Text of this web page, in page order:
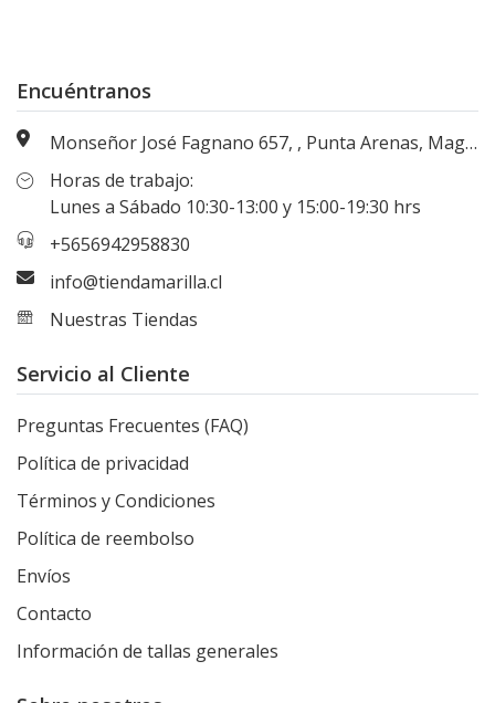
Encuéntranos
Monseñor José Fagnano 657, , Punta Arenas, Magallanes, Chile
Horas de trabajo:
Lunes a Sábado 10:30-13:00 y 15:00-19:30 hrs
+5656942958830
info@tiendamarilla.cl
Nuestras Tiendas
Servicio al Cliente
Preguntas Frecuentes (FAQ)
Política de privacidad
Términos y Condiciones
Política de reembolso
Envíos
Contacto
Información de tallas generales